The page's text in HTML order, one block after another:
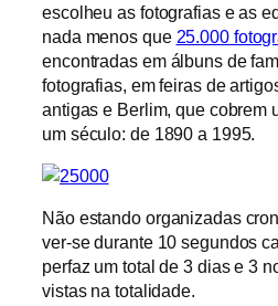
escolheu as fotografias e as
nada menos que 25.000
encontradas em álbuns de
fotografias, em feiras de
antigas e Berlim, que cobrem
um século: de 1890 a 1995.
Não estando organizadas
ver-se durante 10 segundos
perfaz um total de 3 dias e 3
vistas na totalidade.